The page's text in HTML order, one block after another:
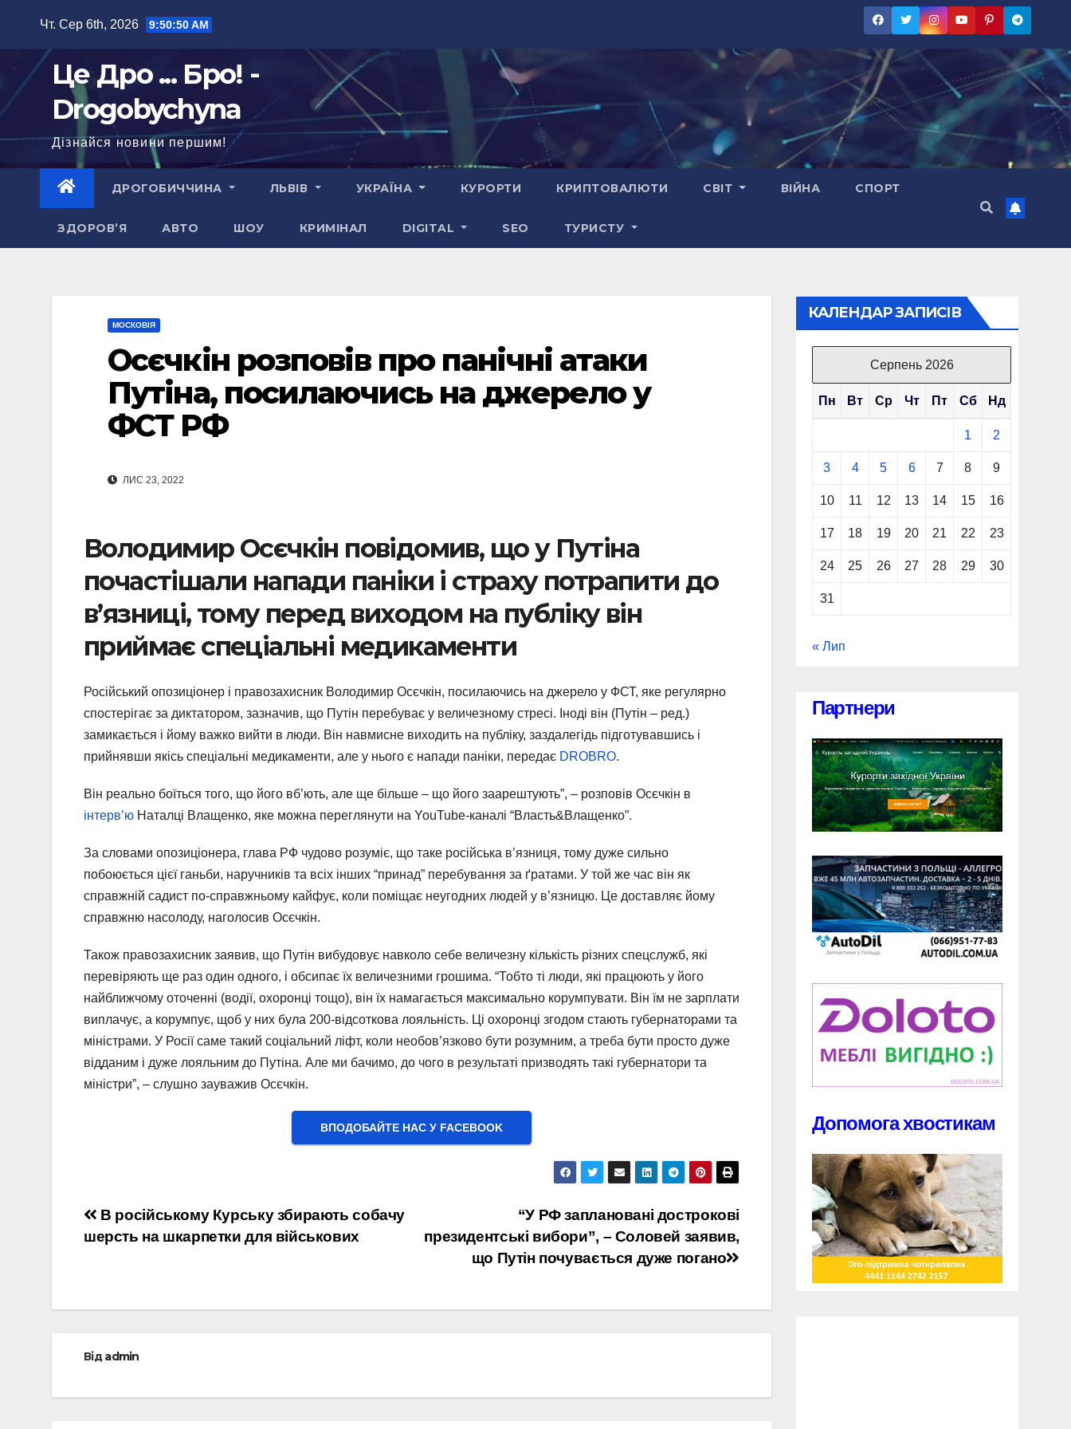
Чт. Сер 6th, 2026 9:50:51 AM
Це Дро ... Бро! -
Drogobychyna
Дізнайся новини першим!
ДРОГОБИЧЧИНА ЛЬВІВ УКРАЇНА КУРОРТИ КРИПТОВАЛЮТИ СВІТ ВІЙНА СПОРТ
ЗДОРОВ’Я АВТО ШОУ КРИМІНАЛ DIGITAL SEO ТУРИСТУ
МОСКОВІЯ
Осєчкін розповів про панічні атаки
Путіна, посилаючись на джерело у
ФСТ РФ
ЛИС 23, 2022
Володимир Осєчкін повідомив, що у Путіна
почастішали напади паніки і страху потрапити до
в’язниці, тому перед виходом на публіку він
приймає спеціальні медикаменти
Російський опозиціонер і правозахисник Володимир Осєчкін, посилаючись на джерело у ФСТ, яке регулярно
спостерігає за диктатором, зазначив, що Путін перебуває у величезному стресі. Іноді він (Путін – ред.)
замикається і йому важко вийти в люди. Він навмисне виходить на публіку, заздалегідь підготувавшись і
прийнявши якісь спеціальні медикаменти, але у нього є напади паніки, передає DROBRO.
Він реально боїться того, що його вб’ють, але ще більше – що його заарештують”, – розповів Осєчкін в
інтерв’ю Наталці Влащенко, яке можна переглянути на YouTube-каналі “Власть&Влащенко”.
За словами опозиціонера, глава РФ чудово розуміє, що таке російська в’язниця, тому дуже сильно
побоюється цієї ганьби, наручників та всіх інших “принад” перебування за ґратами. У той же час він як
справжній садист по-справжньому кайфує, коли поміщає неугодних людей у ​​в’язницю. Це доставляє йому
справжню насолоду, наголосив Осєчкін.
Також правозахисник заявив, що Путін вибудовує навколо себе величезну кількість різних спецслужб, які
перевіряють ще раз один одного, і обсипає їх величезними грошима. “Тобто ті люди, які працюють у його
найближчому оточенні (водії, охоронці тощо), він їх намагається максимально корумпувати. Він їм не зарплати
виплачує, а корумпує, щоб у них була 200-відсоткова лояльність. Ці охоронці згодом стають губернаторами та
міністрами. У Росії саме такий соціальний ліфт, коли необов’язково бути розумним, а треба бути просто дуже
відданим і дуже лояльним до Путіна. Але ми бачимо, до чого в результаті призводять такі губернатори та
міністри”, – слушно зауважив Осєчкін.
ВПОДОБАЙТЕ НАС У FACEBOOK
Навігація
записів
“У РФ заплановані дострокові
президентські вибори”, – Соловей заявив,
що Путін почувається дуже погано
В російському Курську збирають собачу
шерсть на шкарпетки для військових
Відadmin
КАЛЕНДАР ЗАПИСІВ
Серпень 2026
Пн Вт Ср Чт Пт Сб Нд
1 2
3 4 5 6 7 8 9
10 11 12 13 14 15 16
17 18 19 20 21 22 23
24 25 26 27 28 29 30
31
« Лип
Партнери
Допомога хвостикам